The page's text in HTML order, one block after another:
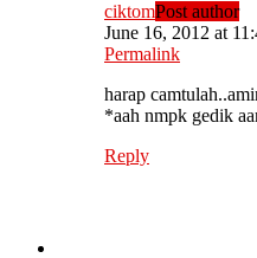
ciktomPost author
June 16, 2012 at
Permalink
harap
*aah nmpk gedik
Reply